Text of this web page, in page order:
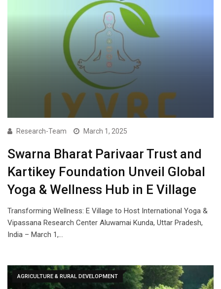
Research-Team March 1, 2025
Swarna Bharat Parivaar Trust and
Kartikey Foundation Unveil Global
Yoga & Wellness Hub in E Village
Transforming Wellness: E Village to Host International Yoga &
Vipassana Research Center Aluwamai Kunda, Uttar Pradesh,
India – March 1,…
AGRICULTURE & RURAL DEVELOPMENT